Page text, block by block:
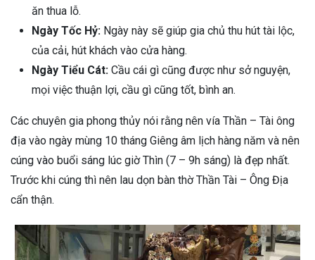
ăn thua lỗ.
Ngày Tốc Hỷ: Ngày này sẽ giúp gia chủ thu hút tài lộc,
của cải, hút khách vào cửa hàng.
Ngày Tiểu Cát: Cầu cái gì cũng được như sở nguyện,
mọi việc thuận lợi, cầu gì cũng tốt, bình an.
Các chuyên gia phong thủy nói rằng nên vía Thần – Tài ông
địa vào ngày mùng 10 tháng Giêng âm lịch hàng năm và nên
cúng vào buổi sáng lúc giờ Thìn (7 – 9h sáng) là đẹp nhất.
Trước khi cúng thì nên lau dọn bàn thờ Thần Tài – Ông Địa
cẩn thận.